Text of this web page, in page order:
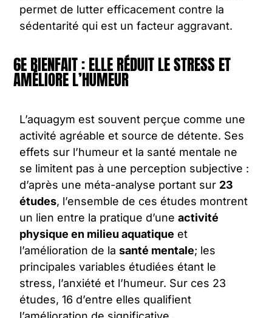
permet de lutter efficacement contre la
sédentarité qui est un facteur aggravant.
6E BIENFAIT : ELLE RÉDUIT LE STRESS ET
AMÉLIORE L’HUMEUR
L’aquagym est souvent perçue comme une
activité agréable et source de détente. Ses
effets sur l’humeur et la santé mentale ne
se limitent pas à une perception subjective :
d’après une méta-analyse portant sur 23
études, l’ensemble de ces études montrent
un lien entre la pratique d’uneactivité
physique en milieu aquatique et
l’amélioration de lasanté mentale; les
principales variables étudiées étant le
stress, l’anxiété et l’humeur. Sur ces 23
études, 16 d’entre elles qualifient